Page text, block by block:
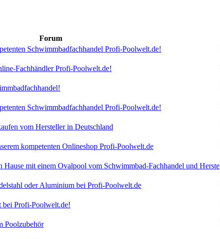
Forum
Schwimmbadfachhandel Profi-Poolwelt.de!
Fachhändler Profi-Poolwelt.de!
Schwimmbadfachhandel Profi-Poolwelt.de!
vom Hersteller in Deutschland
kompetenten Onlineshop Profi-Poolwelt.de
Hause mit einem Ovalpool vom Schwimmbad-Fachhandel und Herste
oder Aluminium bei Profi-Poolwelt.de
bei Profi-Poolwelt.de!
Poolzubehör